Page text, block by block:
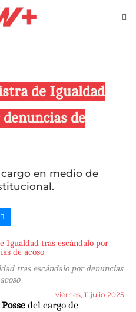
de Igualdad
de
en medio de
tras escándalo por denuncias
viernes, 11 julio 2025
del cargo de